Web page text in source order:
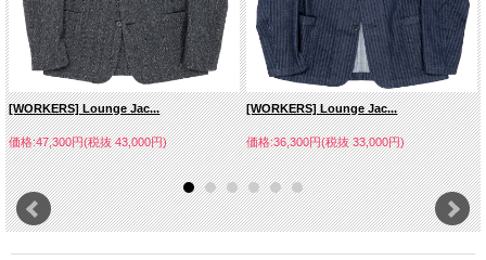
[WORKERS] Lounge Jac...
価格:47,300円(税抜 43,000円)
[WORKERS] Lounge Jac...
価格:36,300円(税抜 33,000円)